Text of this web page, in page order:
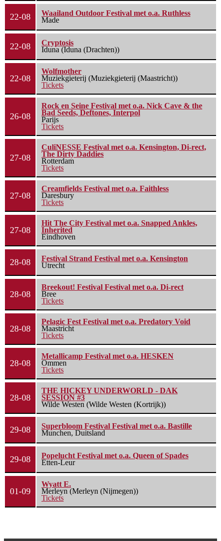
22-08
Waailand Outdoor Festival met o.a. Ruthless
Made
22-08
Cryptosis
Iduna (Iduna (Drachten))
22-08
Wolfmother
Muziekgieterij (Muziekgieterij (Maastricht))
Tickets
26-08
Rock en Seine Festival met o.a. Nick Cave & the
Bad Seeds, Deftones, Interpol
Parijs
Tickets
27-08
CuliNESSE Festival met o.a. Kensington, Di-rect,
The Dirty Daddies
Rotterdam
Tickets
27-08
Creamfields Festival met o.a. Faithless
Daresbury
Tickets
27-08
Hit The City Festival met o.a. Snapped Ankles,
Inherited
Eindhoven
28-08
Festival Strand Festival met o.a. Kensington
Utrecht
28-08
Breekout! Festival Festival met o.a. Di-rect
Bree
Tickets
28-08
Pelagic Fest Festival met o.a. Predatory Void
Maastricht
Tickets
28-08
Metallicamp Festival met o.a. HESKEN
Ommen
Tickets
28-08
THE HICKEY UNDERWORLD - DAK
SESSION #3
Wilde Westen (Wilde Westen (Kortrijk))
29-08
Superbloom Festival Festival met o.a. Bastille
Munchen, Duitsland
29-08
Popelucht Festival met o.a. Queen of Spades
Etten-Leur
01-09
Wyatt E.
Merleyn (Merleyn (Nijmegen))
Tickets